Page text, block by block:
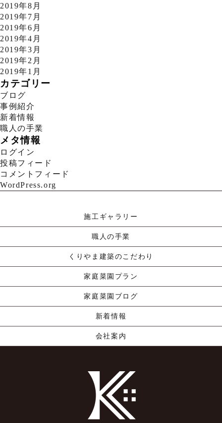
2019年8月
2019年7月
2019年6月
2019年4月
2019年3月
2019年2月
2019年1月
カテゴリー
ブログ
事例紹介
新着情報
職人の手業
メタ情報
ログイン
投稿フィード
コメントフィード
WordPress.org
施工ギャラリー
職人の手業
くりやま建築のこだわり
家庭菜園プラン
家庭菜園ブログ
新着情報
会社案内